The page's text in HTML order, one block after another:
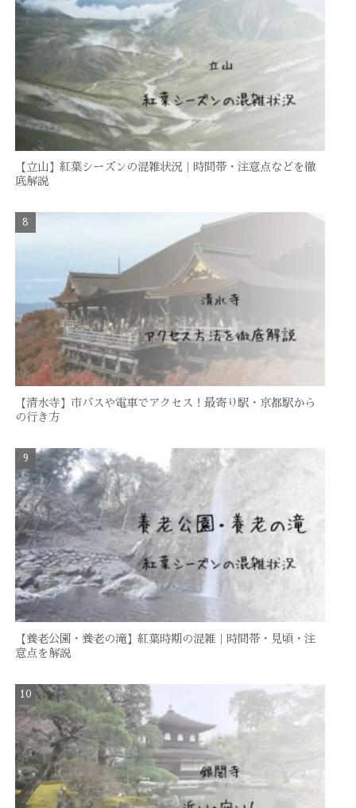
【立山】紅葉シーズンの混雑状況｜時間帯・注意点などを徹
底解説
【清水寺】市バスや電車でアクセス！最寄り駅・京都駅から
の行き方
【養老公園・養老の滝】紅葉時期の混雑｜時間帯・見頃・注
意点を解説